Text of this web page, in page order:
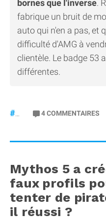
bornes que l'inverse.
fabrique un bruit de
auto qui n'en a pas, et
difficulté d'AMG à
clientèle. Le badge 53
différentes.
#gt53 #Mercedes
4COMMENTAIRES
Mythos 5 a
faux profils
tenter de
il réussi ?